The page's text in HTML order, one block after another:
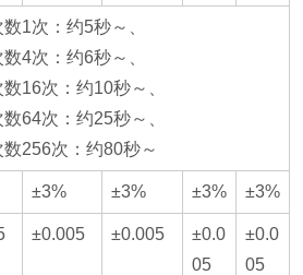
1次：约5秒～、
4次：约6秒～、
数16次：约10秒～、
数64次：约25秒～、
数256次：约80秒～
±3% ±3% ±3% ±3%
±0.005 ±0.005
±0.0
05
±0.0
05